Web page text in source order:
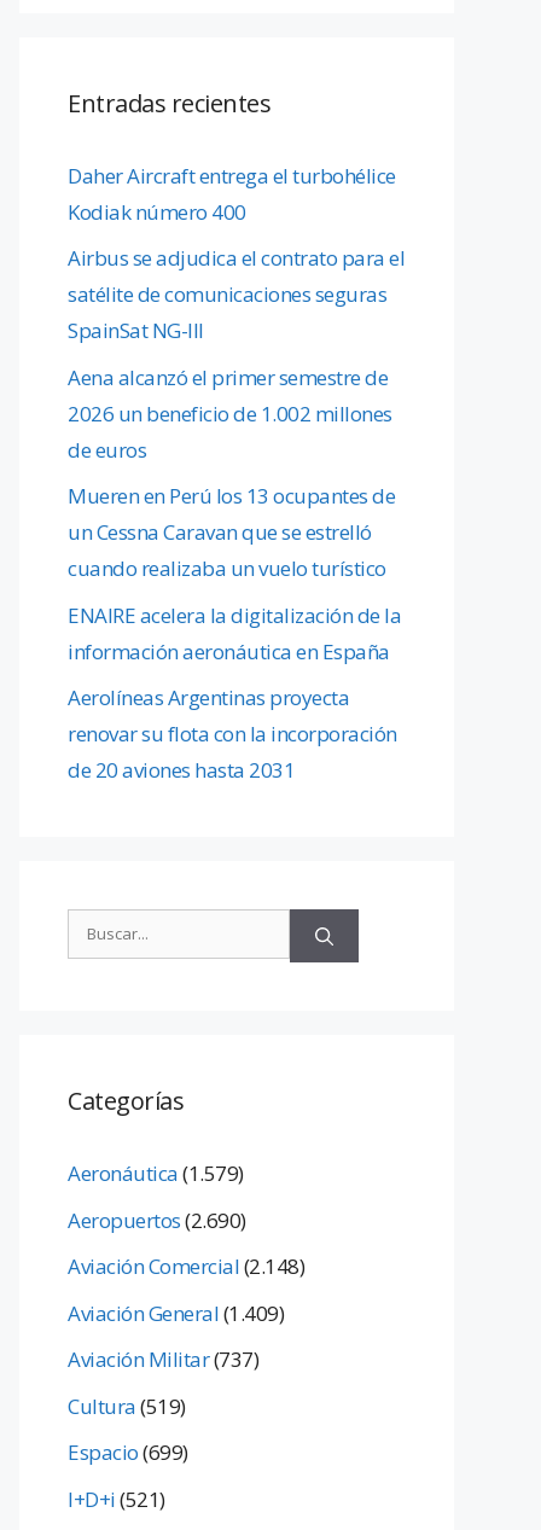
Entradas recientes
Daher Aircraft entrega el turbohélice
Kodiak número 400
Airbus se adjudica el contrato para el
satélite de comunicaciones seguras
SpainSat NG-III
Aena alcanzó el primer semestre de
2026 un beneficio de 1.002 millones
de euros
Mueren en Perú los 13 ocupantes de
un Cessna Caravan que se estrelló
cuando realizaba un vuelo turístico
ENAIRE acelera la digitalización de la
información aeronáutica en España
Aerolíneas Argentinas proyecta
renovar su flota con la incorporación
de 20 aviones hasta 2031
Categorías
Aeronáutica(1.579)
Aeropuertos(2.690)
Aviación Comercial(2.148)
Aviación General(1.409)
Aviación Militar(737)
Cultura(519)
Espacio(699)
I+D+i(521)